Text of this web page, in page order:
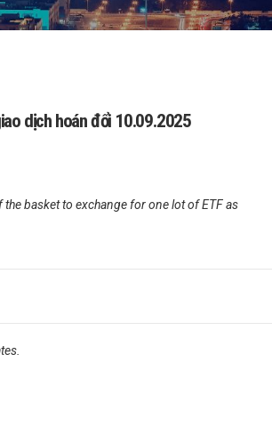
dịch hoán đổi 10.09.2025
basket to exchange for one lot of ETF as